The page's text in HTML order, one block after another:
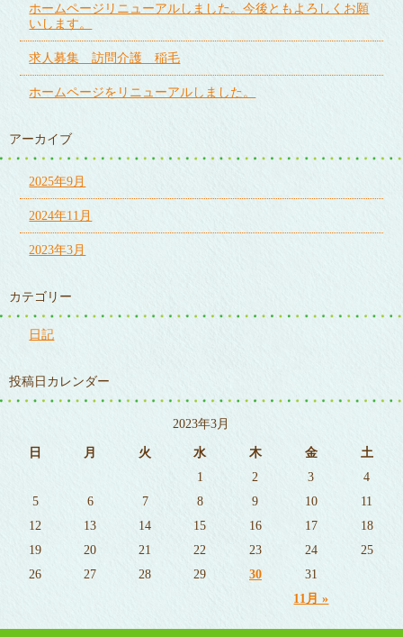
ホームページリニューアルしました。今後ともよろしくお願
いします。
求人募集 訪問介護 稲毛
ホームページをリニューアルしました。
アーカイブ
2025年9月
2024年11月
2023年3月
カテゴリー
日記
投稿日カレンダー
2023年3月
日 月 火 水 木 金 土
11月 »
1 2 3
4
5
6 7 8 9 10
11
12
13 14 15 16 17
18
19
20 21 22 23 24
25
26
27 28 29 30 31